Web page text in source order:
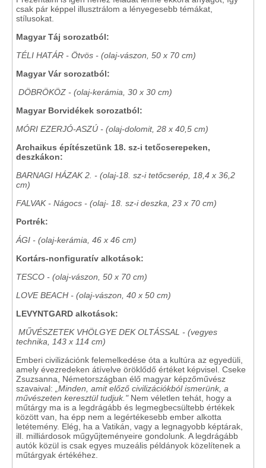
csak pár képpel illusztrálom a lényegesebb témákat,
stílusokat.
Magyar Táj sorozatból:
TÉLI HATÁR - Ötvös - (olaj-vászon, 50 x 70 cm)
Magyar Vár sorozatból:
DÖBRÖKÖZ - (olaj-kerámia, 30 x 30 cm)
Magyar Borvidékek sorozatból:
MÓRI EZERJÓ-ASZÚ - (olaj-dolomit, 28 x 40,5 cm)
Archaikus építészetünk 18. sz-i tetőcserepeken,
deszkákon:
BARNAGI HÁZAK 2. - (olaj-18. sz-i tetőcserép, 18,4 x 36,2
cm)
FALVAK - Nágocs - (olaj- 18. sz-i deszka, 23 x 70 cm)
Portrék:
ÁGI - (olaj-kerámia, 46 x 46 cm)
Kortárs-nonfiguratív alkotások:
TESCO - (olaj-vászon, 50 x 70 cm)
LOVE BEACH - (olaj-vászon, 40 x 50 cm)
LEVYNTGARD alkotások:
MŰVÉSZETEK VHÖLGYE DEK OLTÁSSAL - (vegyes
technika, 143 x 114 cm)
Emberi civilizációnk felemelkedése óta a kultúra az egyedüli,
amely évezredeken átívelve öröklődő értéket képvisel. Cseke
Zsuzsanna, Németországban élő magyar képzőművész
szavaival:
„Minden, amit előző civilizációkból ismerünk, a
művészeten keresztül tudjuk." Nem véletlen tehát, hogy a
műtárgy ma is a legdrágább és legmegbecsültebb értékek
között van, ha épp nem a legértékesebb ember alkotta
letétemény. Elég, ha a Vatikán, vagy a legnagyobb képtárak,
ill. milliárdosok műgyűjteményeire gondolunk. A legdrágább
autók közül is csak egyes muzeális példányok közelítenek a
műtárgyak értékéhez.